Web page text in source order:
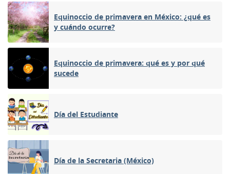
Equinoccio de primavera en México: ¿qué es
y cuándo ocurre?
Equinoccio de primavera: qué es y por qué
sucede
Día del Estudiante
Día de la Secretaria (México)